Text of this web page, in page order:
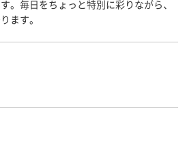
。毎日をちょっと特別に彩りながら、
ます。